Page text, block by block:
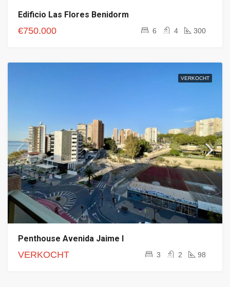
Edificio Las Flores Benidorm
€750.000 6 4 300
VERKOCHT
Penthouse Avenida Jaime I
VERKOCHT 3 2 98